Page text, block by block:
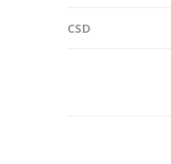
CSD